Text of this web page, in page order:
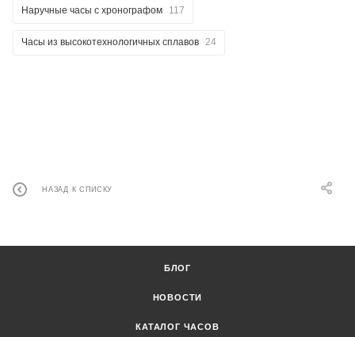
Наручные часы с хронографом 117
Часы из высокотехнологичных сплавов 24
НАЗАД К СПИСКУ
БЛОГ
НОВОСТИ
КАТАЛОГ ЧАСОВ